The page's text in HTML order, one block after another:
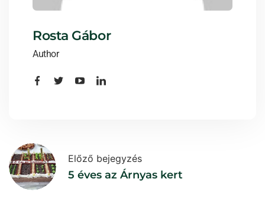
Rosta Gábor
Author
Előző bejegyzés
5 éves az Árnyas kert